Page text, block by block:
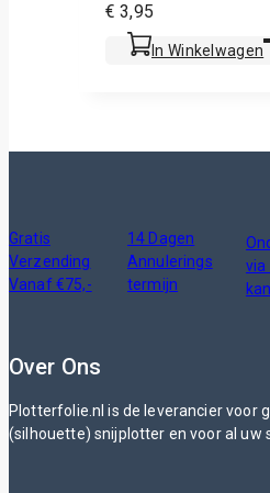
€ 3,95
In Winkelwagen
Gratis
Verzending
Vanaf €75,-
14 Dagen
Annulerings
termijn
via
Over Ons
Plotterfolie.nl is de leverancier voor
(silhouette) snijplotter en voor al uw